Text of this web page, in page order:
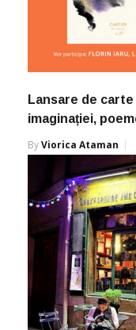
Lansare de
imaginației,
ByViorica Ataman